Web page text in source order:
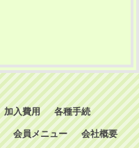
加入費用 各種手続
会員メニュー 会社概要